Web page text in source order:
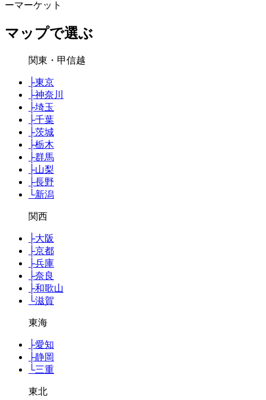
ーマーケット
マップで選ぶ
関東・甲信越
├東京
├神奈川
├埼玉
├千葉
├茨城
├栃木
├群馬
├山梨
├長野
└新潟
関西
├大阪
├京都
├兵庫
├奈良
├和歌山
└滋賀
東海
├愛知
├静岡
└三重
東北